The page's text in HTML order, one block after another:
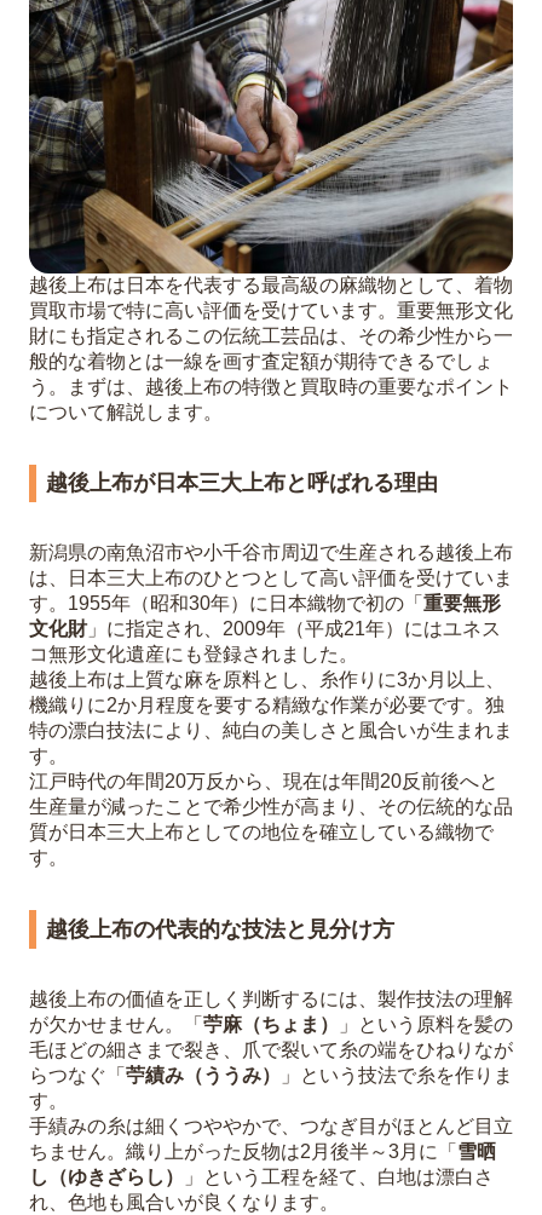
越後上布は日本を代表する最高級の麻織物として、着物
買取市場で特に高い評価を受けています。重要無形文化
財にも指定されるこの伝統工芸品は、その希少性から一
般的な着物とは一線を画す査定額が期待できるでしょ
う。まずは、越後上布の特徴と買取時の重要なポイント
について解説します。
越後上布が日本三大上布と呼ばれる理由
新潟県の南魚沼市や小千谷市周辺で生産される越後上布
は、日本三大上布のひとつとして高い評価を受けていま
す。1955年（昭和30年）に日本織物で初の「 重要無形
文化財」に指定され、2009年（平成21年）にはユネス
コ無形文化遺産にも登録されました。
越後上布は上質な麻を原料とし、糸作りに3か月以上、
機織りに2か月程度を要する精緻な作業が必要です。独
特の漂白技法により、純白の美しさと風合いが生まれま
す。
江戸時代の年間20万反から、現在は年間20反前後へと
生産量が減ったことで希少性が高まり、その伝統的な品
質が日本三大上布としての地位を確立している織物で
す。
越後上布の代表的な技法と見分け方
越後上布の価値を正しく判断するには、製作技法の理解
が欠かせません。「 苧麻（ちょま）
」という原料を髪の
毛ほどの細さまで裂き、爪で裂いて糸の端をひねりなが
らつなぐ「 苧績み（ううみ）
」という技法で糸を作りま
す。
手績みの糸は細くつややかで、つなぎ目がほとんど目立
ちません。織り上がった反物は2月後半～3月に「 雪晒
し（ゆきざらし）
」という工程を経て、白地は漂白さ
れ、色地も風合いが良くなります。